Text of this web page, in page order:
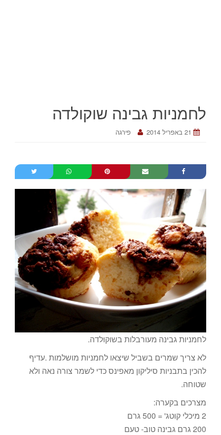
לחמניות גבינה שוקולדה
21 באפריל 2014 פירגה
לחמניות גבינה מעורבלות בשוקולדה.
לא צריך שמרים בשביל שיצאו לחמניות מושלמות .עדיף
להכין בתבניות סיליקון מאפינס כדי לשמר צורה נאה ולא
שטוחה.
מצרכים בקערה:
2 מיכלי קוטג' = 500 גרם
200 גרם גבינה טוב- טעם